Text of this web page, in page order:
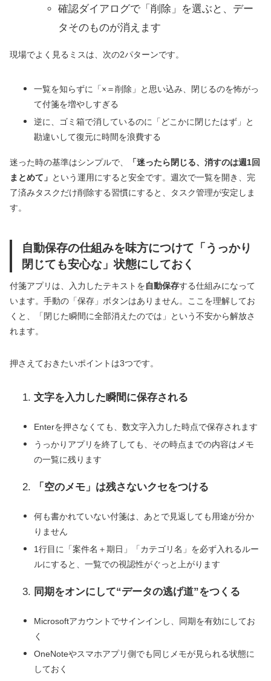
確認ダイアログで「削除」を選ぶと、デー
タそのものが消えます
現場でよく見るミスは、次の2パターンです。
一覧を知らずに「×＝削除」と思い込み、閉じるのを怖がっ
て付箋を増やしすぎる
逆に、ゴミ箱で消しているのに「どこかに閉じたはず」と
勘違いして復元に時間を浪費する
迷った時の基準はシンプルで、
「迷ったら閉じる、消すのは週1回
まとめて」 という運用にすると安全です。週次で一覧を開き、完
了済みタスクだけ削除する習慣にすると、タスク管理が安定しま
す。
自動保存の仕組みを味方につけて「うっかり
閉じても安心な」状態にしておく
付箋アプリは、入力したテキストを自動保存する仕組みになって
います。手動の「保存」ボタンはありません。ここを理解してお
くと、「閉じた瞬間に全部消えたのでは」という不安から解放さ
れます。
押さえておきたいポイントは3つです。
文字を入力した瞬間に保存される
Enterを押さなくても、数文字入力した時点で保存されます
うっかりアプリを終了しても、その時点までの内容はメモ
の一覧に残ります
「空のメモ」は残さないクセをつける
何も書かれていない付箋は、あとで見返しても用途が分か
りません
1行目に「案件名＋期日」「カテゴリ名」を必ず入れるルー
ルにすると、一覧での視認性がぐっと上がります
同期をオンにして“データの逃げ道”をつくる
Microsoftアカウントでサインインし、同期を有効にしてお
く
OneNoteやスマホアプリ側でも同じメモが見られる状態に
しておく